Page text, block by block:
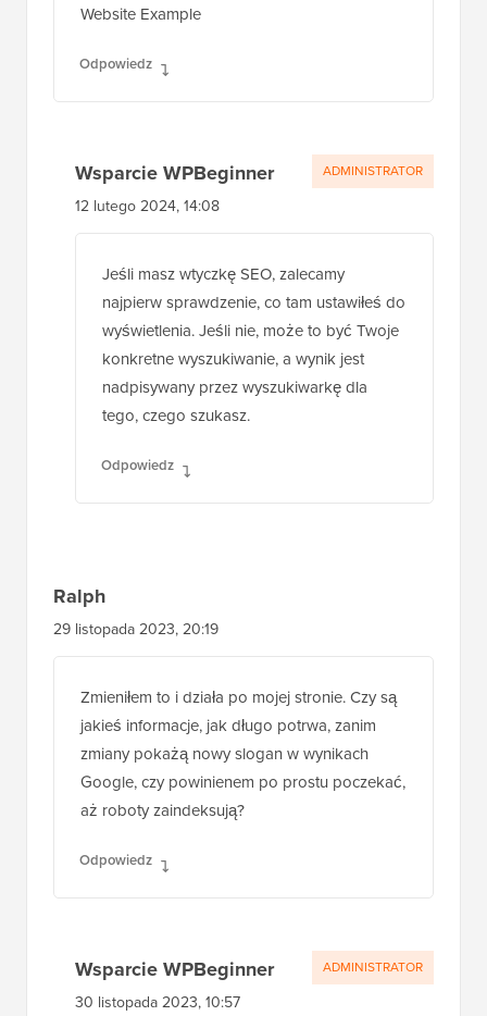
Website Example
Odpowiedz
Wsparcie WPBeginner
12 lutego 2024, 14:08
Jeśli masz wtyczkę SEO, zalecamy
najpierw sprawdzenie, co tam ustawiłeś do
wyświetlenia. Jeśli nie, może to być Twoje
konkretne wyszukiwanie, a wynik jest
nadpisywany przez wyszukiwarkę dla
tego, czego szukasz.
Odpowiedz
ADMINISTRATOR
Ralph
29 listopada 2023, 20:19
Zmieniłem to i działa po mojej stronie. Czy są
jakieś informacje, jak długo potrwa, zanim
zmiany pokażą nowy slogan w wynikach
Google, czy powinienem po prostu poczekać,
aż roboty zaindeksują?
Odpowiedz
Wsparcie WPBeginner
30 listopada 2023, 10:57
ADMINISTRATOR